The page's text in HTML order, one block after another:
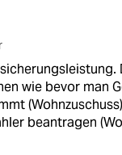
wie bevor man
beantragen